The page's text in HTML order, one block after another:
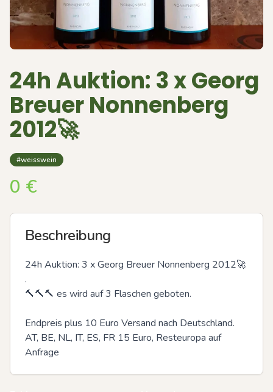
24h Auktion: 3 x Georg
Breuer Nonnenberg
2012🚀
#weisswein
0 €
Beschreibung
24h Auktion: 3 x Georg Breuer Nonnenberg 2012🚀
.
🔨🔨🔨 es wird auf 3 Flaschen geboten.
Endpreis plus 10 Euro Versand nach Deutschland.
AT, BE, NL, IT, ES, FR 15 Euro, Resteuropa auf
Anfrage